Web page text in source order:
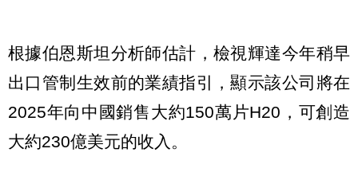
根據伯恩斯坦分析師估計，檢視輝達今年稍早
出口管制生效前的業績指引，顯示該公司將在
2025年向中國銷售大約150萬片H20，可創造
大約230億美元的收入。